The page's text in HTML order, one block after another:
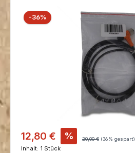
Bildergalerie überspringen
-36% Rabatt
Verkaufspreis:
12,80 € % Regulärer Preis:
20,00 € (36% gespart)
Inhalt: 1 Stück